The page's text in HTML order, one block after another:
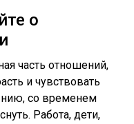
о
часть отношений,
и чувствовать
со временем
Работа, дети,